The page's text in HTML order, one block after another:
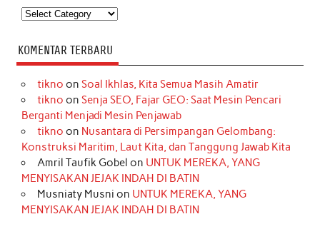
Kategori
KOMENTAR TERBARU
tikno on Soal Ikhlas, Kita Semua Masih Amatir
tikno on Senja SEO, Fajar GEO: Saat Mesin Pencari
Berganti Menjadi Mesin Penjawab
tikno on Nusantara di Persimpangan Gelombang:
Konstruksi Maritim, Laut Kita, dan Tanggung Jawab Kita
Amril Taufik Gobel on UNTUK MEREKA, YANG
MENYISAKAN JEJAK INDAH DI BATIN
Musniaty Musni on UNTUK MEREKA, YANG
MENYISAKAN JEJAK INDAH DI BATIN